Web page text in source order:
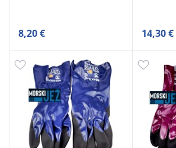
8,20 € 14,30 €